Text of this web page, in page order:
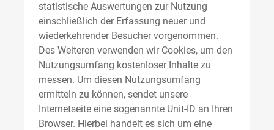
statistische Auswertungen zur Nutzung
einschließlich der Erfassung neuer und
wiederkehrender Besucher vorgenommen.
Des Weiteren verwenden wir Cookies, um den
Nutzungsumfang kostenloser Inhalte zu
messen. Um diesen Nutzungsumfang
ermitteln zu können, sendet unsere
Internetseite eine sogenannte Unit-ID an Ihren
Browser. Hierbei handelt es sich um eine